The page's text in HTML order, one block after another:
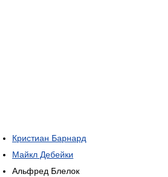
Кристиан Барнард
Майкл Дебейки
Альфред Блелок